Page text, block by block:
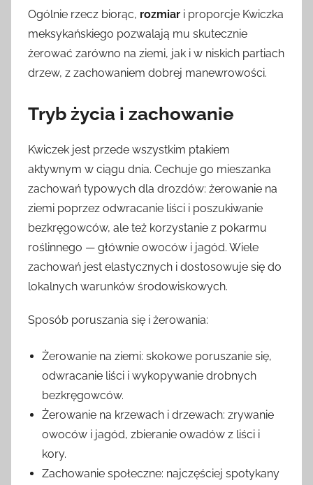
Ogólnie rzecz biorąc, rozmiar i proporcje Kwiczka
meksykańskiego pozwalają mu skutecznie
żerować zarówno na ziemi, jak i w niskich partiach
drzew, z zachowaniem dobrej manewrowości.
Tryb życia i zachowanie
Kwiczek jest przede wszystkim ptakiem
aktywnym w ciągu dnia. Cechuje go mieszanka
zachowań typowych dla drozdów: żerowanie na
ziemi poprzez odwracanie liści i poszukiwanie
bezkręgowców, ale też korzystanie z pokarmu
roślinnego — głównie owoców i jagód. Wiele
zachowań jest elastycznych i dostosowuje się do
lokalnych warunków środowiskowych.
Sposób poruszania się i żerowania:
Żerowanie na ziemi: skokowe poruszanie się,
odwracanie liści i wykopywanie drobnych
bezkręgowców.
Żerowanie na krzewach i drzewach: zrywanie
owoców i jagód, zbieranie owadów z liści i
kory.
Zachowanie społeczne: najczęściej spotykany